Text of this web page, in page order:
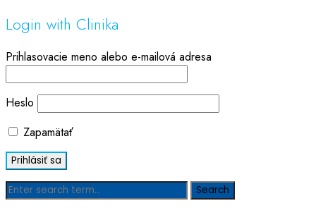
Login with Clinika
Prihlasovacie meno alebo e-mailová adresa
Heslo
Zapamätať